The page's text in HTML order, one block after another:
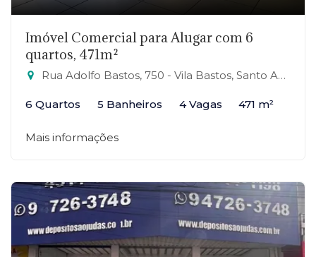
Imóvel Comercial para Alugar com 6
quartos, 471m²
Rua Adolfo Bastos, 750 - Vila Bastos, Santo André-SP
6 Quartos 5 Banheiros 4 Vagas 471 m²
Mais informações